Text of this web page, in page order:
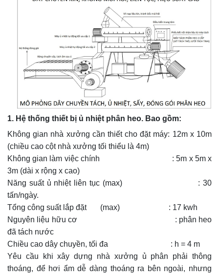
1. Hệ thống thiết bị ủ nhiệt phân heo. Bao gồm:
Không gian nhà xưởng cần thiết cho đặt máy: 12m x 10m
(chiều cao cột nhà xưởng tối thiểu là 4m)
Không gian làm việc chính : 5m x 5m x
3m (dài x rộng x cao)
Năng suất ủ nhiệt liên tục (max) : 30
tấn/ngày.
Tổng công suất lắp đặt (max) : 17 kwh
Nguyên liệu hữu cơ : phân heo
đã tách nước
Chiều cao dây chuyền, tối đa : h = 4 m
Yêu cầu khi xây dựng nhà xưởng ủ phân phải thông
thoáng, để hơi ẩm dễ dàng thoáng ra bên ngoài, nhưng